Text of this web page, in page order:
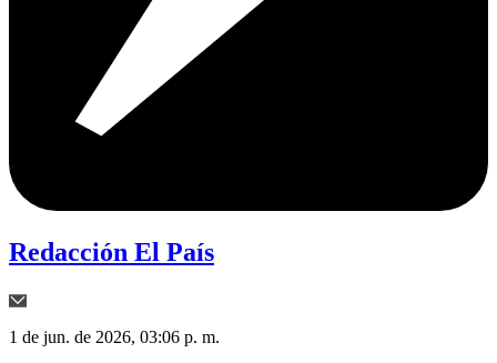
Redacción El País
1 de jun. de 2026, 03:06 p. m.